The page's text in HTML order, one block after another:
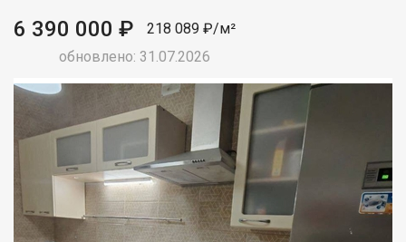
6 390 000 ₽
218 089 ₽/м²
обновлено: 31.07.2026